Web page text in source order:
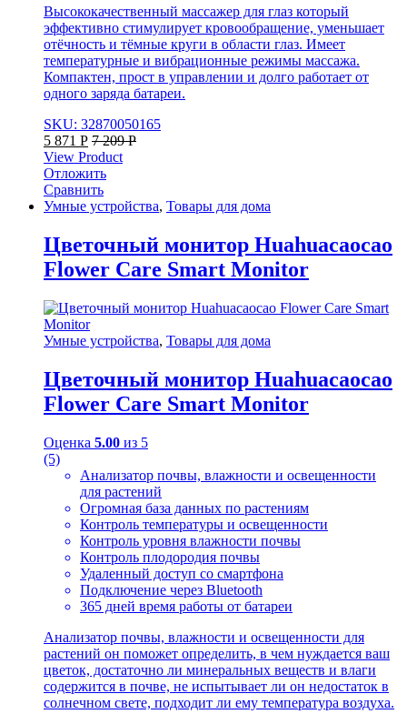
Высококачественный массажер для глаз который
эффективно стимулирует кровообращение, уменьшает
отёчность и тёмные круги в области глаз. Имеет
температурные и вибрационные режимы массажа.
Компактен, прост в управлении и долго работает от
одного заряда батареи.
SKU: 32870050165
5 871 Р 7 209Р
View Product
Отложить
Сравнить
Умные устройства, Товары для дома
Цветочный монитор Huahuacaocao
Flower Care Smart Monitor
Умные устройства, Товары для дома
Цветочный монитор Huahuacaocao
Flower Care Smart Monitor
Оценка 5.00 из 5
(5)
Анализатор почвы, влажности и освещенности
для растений
Огромная база данных по растениям
Контроль температуры и освещенности
Контроль уровня влажности почвы
Контроль плодородия почвы
Удаленный доступ со смартфона
Подключение через Bluetooth
365 дней время работы от батареи
Анализатор почвы, влажности и освещенности для
растений он поможет определить, в чем нуждается ваш
цветок, достаточно ли минеральных веществ и влаги
содержится в почве, не испытывает ли он недостаток в
солнечном свете, подходит ли ему температура воздуха.